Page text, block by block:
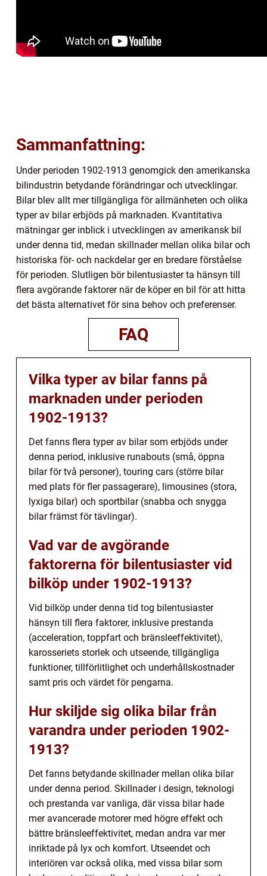
Sammanfattning:
Under perioden 1902-1913 genomgick den amerikanska
bilindustrin betydande förändringar och utvecklingar.
Bilar blev allt mer tillgängliga för allmänheten och olika
typer av bilar erbjöds på marknaden. Kvantitativa
mätningar ger inblick i utvecklingen av amerikansk bil
under denna tid, medan skillnader mellan olika bilar och
historiska för- och nackdelar ger en bredare förståelse
för perioden. Slutligen bör bilentusiaster ta hänsyn till
flera avgörande faktorer när de köper en bil för att hitta
det bästa alternativet för sina behov och preferenser.
FAQ
Vilka typer av bilar fanns på
marknaden under perioden
1902-1913?
Det fanns flera typer av bilar som erbjöds under
denna period, inklusive runabouts (små, öppna
bilar för två personer), touring cars (större bilar
med plats för fler passagerare), limousines (stora,
lyxiga bilar) och sportbilar (snabba och snygga
bilar främst för tävlingar).
Vad var de avgörande
faktorerna för bilentusiaster vid
bilköp under 1902-1913?
Vid bilköp under denna tid tog bilentusiaster
hänsyn till flera faktorer, inklusive prestanda
(acceleration, toppfart och bränsleeffektivitet),
karosseriets storlek och utseende, tillgängliga
funktioner, tillförlitlighet och underhållskostnader
samt pris och värdet för pengarna.
Hur skiljde sig olika bilar från
varandra under perioden 1902-
1913?
Det fanns betydande skillnader mellan olika bilar
under denna period. Skillnader i design, teknologi
och prestanda var vanliga, där vissa bilar hade
mer avancerade motorer med högre effekt och
bättre bränsleeffektivitet, medan andra var mer
inriktade på lyx och komfort. Utseendet och
interiören var också olika, med vissa bilar som